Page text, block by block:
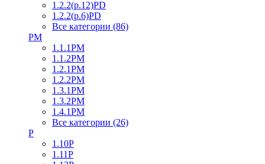
1.2.2(р.12)PD
1.2.2(р.6)PD
Все категории (86)
PM
1.1.1PM
1.1.2PM
1.2.1PM
1.2.2PM
1.3.1PM
1.3.2PM
1.4.1PM
Все категории (26)
P
1.10P
1.11P